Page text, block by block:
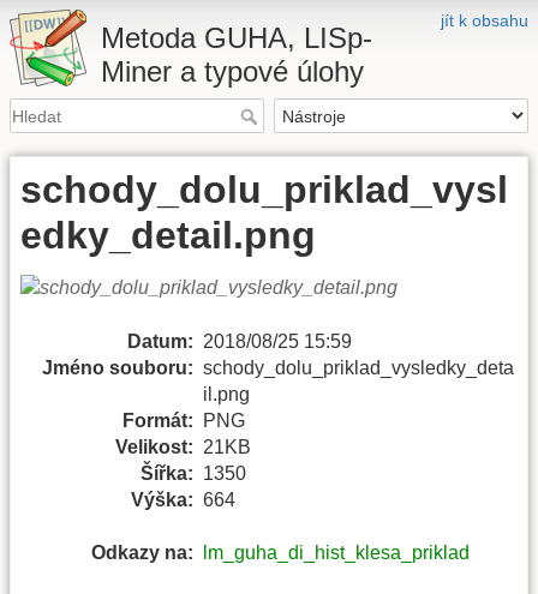
jít k obsahu
Metoda GUHA, LISp-
Miner a typové úlohy
schody_dolu_priklad_vysl
edky_detail.png
Datum: 2018/08/25 15:59
Jméno souboru: schody_dolu_priklad_vysledky_deta
il.png
Formát:
PNG
Velikost: 21KB
Šířka: 1350
Výška: 664
Odkazy na: lm_guha_di_hist_klesa_priklad